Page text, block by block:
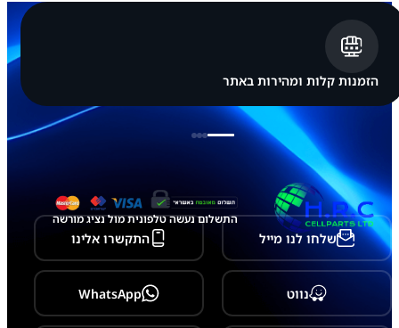
הזמנות קלות ומהירות באתר
התשלום נעשה טלפונית מול נציג מורשה
שלחו לנו מייל התקשרו אלינו
נווט WhatsApp